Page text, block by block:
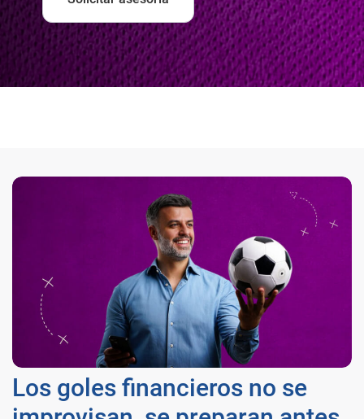
Los goles financieros no se